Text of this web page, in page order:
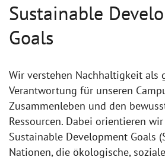
Sustainable
Goals
Wir verstehen Nachhaltigkeit als
Verantwortung für unseren
Zusammenleben und den
Ressourcen. Dabei orientieren
Sustainable Development Goals
Nationen, die ökologische,